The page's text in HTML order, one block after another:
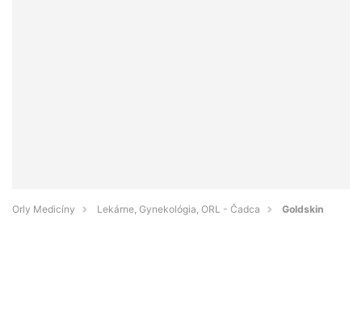
Orly Medicíny Lekárne, Gynekológia, ORL - Čadca Goldskin